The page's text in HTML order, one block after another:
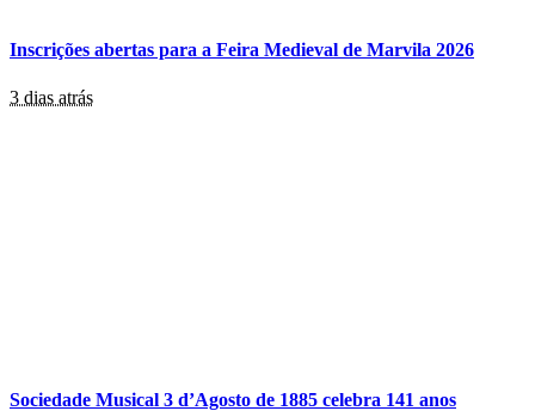
Inscrições abertas para a Feira Medieval de Marvila 2026
3 dias atrás
Sociedade Musical 3 d’Agosto de 1885 celebra 141 anos